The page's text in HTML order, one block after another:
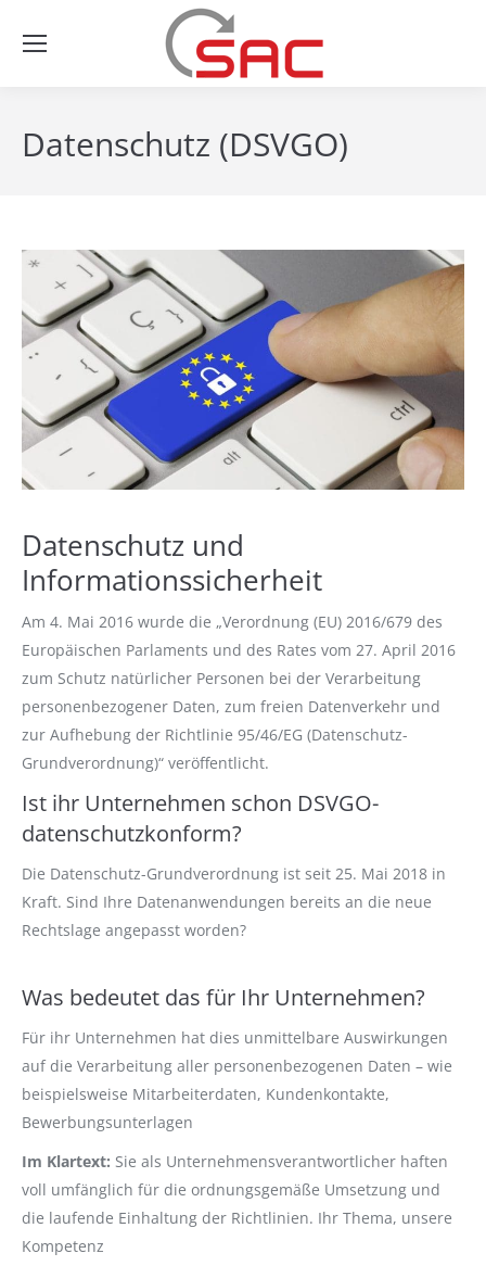
Datenschutz (DSVGO)
Datenschutz und
Informationssicherheit
Am 4. Mai 2016 wurde die „Verordnung (EU) 2016/679 des
Europäischen Parlaments und des Rates vom 27. April 2016
zum Schutz natürlicher Personen bei der Verarbeitung
personenbezogener Daten, zum freien Datenverkehr und
zur Aufhebung der Richtlinie 95/46/EG (Datenschutz-
Grundverordnung)“ veröffentlicht.
Ist ihr Unternehmen schon DSVGO-
datenschutzkonform?
Die Datenschutz-Grundverordnung ist seit 25. Mai 2018 in
Kraft. Sind Ihre Datenanwendungen bereits an die neue
Rechtslage angepasst worden?
Was bedeutet das für Ihr Unternehmen?
Für ihr Unternehmen hat dies unmittelbare Auswirkungen
auf die Verarbeitung aller personenbezogenen Daten – wie
beispielsweise Mitarbeiterdaten, Kundenkontakte,
Bewerbungsunterlagen
Im Klartext: Sie als Unternehmensverantwortlicher haften
voll umfänglich für die ordnungsgemäße Umsetzung und
die laufende Einhaltung der Richtlinien. Ihr Thema, unsere
Kompetenz